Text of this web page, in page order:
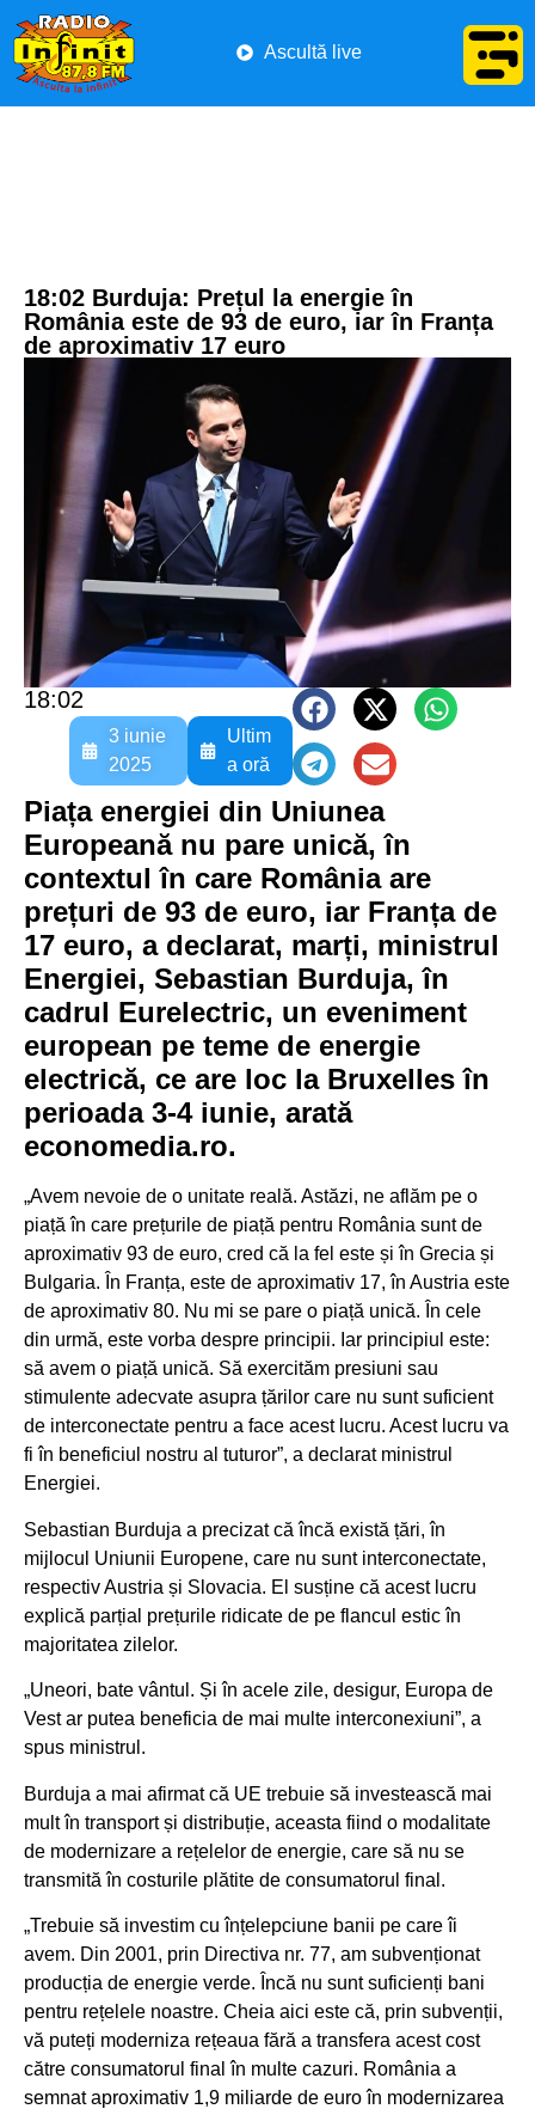
Ascultă live
18:02 Burduja: Prețul la energie în
România este de 93 de euro, iar în Franța
de aproximativ 17 euro
18:02
3 iunie
2025
Ultim
a oră
Piața energiei din Uniunea
Europeană nu pare unică, în
contextul în care România are
prețuri de 93 de euro, iar Franța de
17 euro, a declarat, marți, ministrul
Energiei, Sebastian Burduja, în
cadrul Eurelectric, un eveniment
european pe teme de energie
electrică, ce are loc la Bruxelles în
perioada 3-4 iunie, arată
economedia.ro.
„Avem nevoie de o unitate reală. Astăzi, ne aflăm pe o
piață în care prețurile de piață pentru România sunt de
aproximativ 93 de euro, cred că la fel este și în Grecia și
Bulgaria. În Franța, este de aproximativ 17, în Austria este
de aproximativ 80. Nu mi se pare o piață unică. În cele
din urmă, este vorba despre principii. Iar principiul este:
să avem o piață unică. Să exercităm presiuni sau
stimulente adecvate asupra țărilor care nu sunt suficient
de interconectate pentru a face acest lucru. Acest lucru va
fi în beneficiul nostru al tuturor”, a declarat ministrul
Energiei.
Sebastian Burduja a precizat că încă există țări, în
mijlocul Uniunii Europene, care nu sunt interconectate,
respectiv Austria și Slovacia. El susține că acest lucru
explică parțial prețurile ridicate de pe flancul estic în
majoritatea zilelor.
„Uneori, bate vântul. Și în acele zile, desigur, Europa de
Vest ar putea beneficia de mai multe interconexiuni”, a
spus ministrul.
Burduja a mai afirmat că UE trebuie să investească mai
mult în transport și distribuție, aceasta fiind o modalitate
de modernizare a rețelelor de energie, care să nu se
transmită în costurile plătite de consumatorul final.
„Trebuie să investim cu înțelepciune banii pe care îi
avem. Din 2001, prin Directiva nr. 77, am subvenționat
producția de energie verde. Încă nu sunt suficienți bani
pentru rețelele noastre. Cheia aici este că, prin subvenții,
vă puteți moderniza rețeaua fără a transfera acest cost
către consumatorul final în multe cazuri. România a
semnat aproximativ 1,9 miliarde de euro în modernizarea